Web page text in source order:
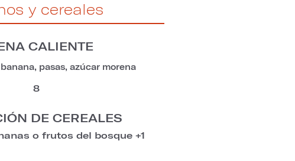
y cereales
CALIENTE
pasas, azúcar morena
8
DE CEREALES
o frutos del bosque +1